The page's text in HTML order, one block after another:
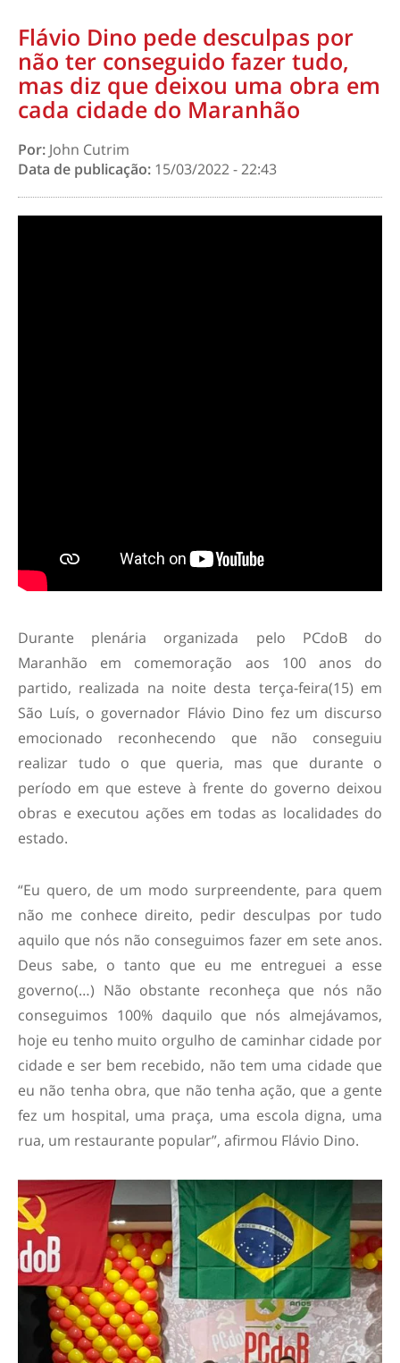
Flávio Dino pede desculpas por
não ter conseguido fazer tudo,
mas diz que deixou uma obra em
cada cidade do Maranhão
Por: John Cutrim
Data de publicação: 15/03/2022 - 22:43
Durante plenária organizada pelo PCdoB do
Maranhão em comemoração aos 100 anos do
partido, realizada na noite desta terça-feira(15) em
São Luís, o governador Flávio Dino fez um discurso
emocionado reconhecendo que não conseguiu
realizar tudo o que queria, mas que durante o
período em que esteve à frente do governo deixou
obras e executou ações em todas as localidades do
estado.
“Eu quero, de um modo surpreendente, para quem
não me conhece direito, pedir desculpas por tudo
aquilo que nós não conseguimos fazer em sete anos.
Deus sabe, o tanto que eu me entreguei a esse
governo(…) Não obstante reconheça que nós não
conseguimos 100% daquilo que nós almejávamos,
hoje eu tenho muito orgulho de caminhar cidade por
cidade e ser bem recebido, não tem uma cidade que
eu não tenha obra, que não tenha ação, que a gente
fez um hospital, uma praça, uma escola digna, uma
rua, um restaurante popular”, afirmou Flávio Dino.